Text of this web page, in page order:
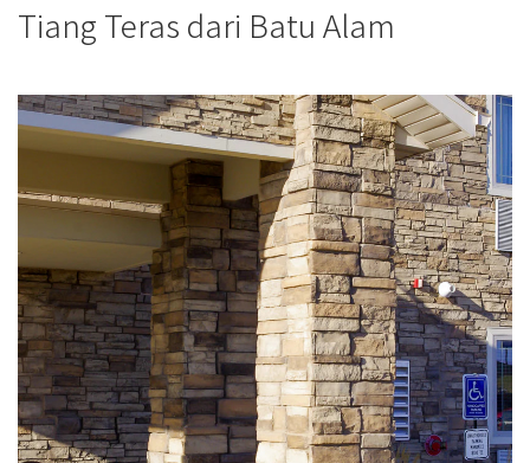
Tiang Teras dari Batu Alam